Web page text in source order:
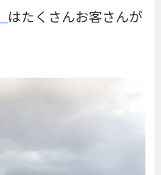
はたくさんお客さんが